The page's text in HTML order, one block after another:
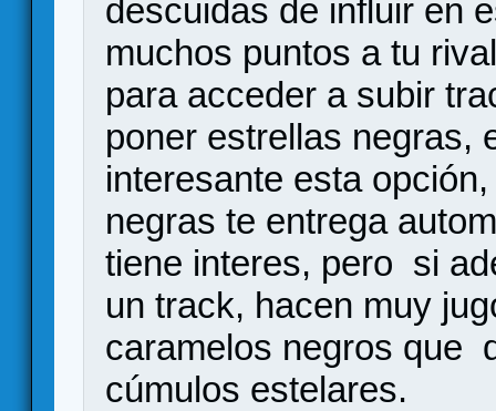
descuidas de influir en
muchos puntos a tu
para acceder a subir
poner estrellas negras,
interesante esta
negras te entrega
tiene interes, pero si
un track, hacen muy
caramelos negros que
cúmulos estelares.